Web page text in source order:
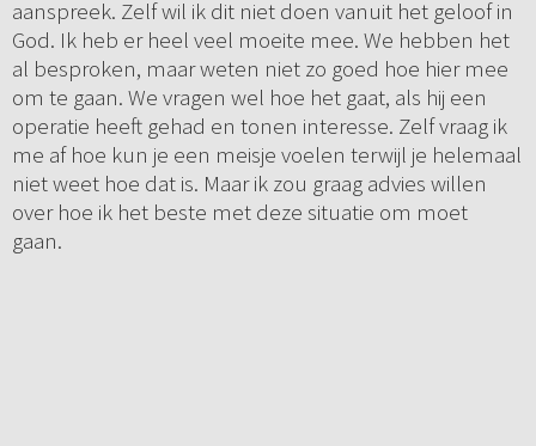
aanspreek. Zelf wil ik dit niet doen vanuit het geloof in
God. Ik heb er heel veel moeite mee. We hebben het
al besproken, maar weten niet zo goed hoe hier mee
om te gaan. We vragen wel hoe het gaat, als hij een
operatie heeft gehad en tonen interesse. Zelf vraag ik
me af hoe kun je een meisje voelen terwijl je helemaal
niet weet hoe dat is. Maar ik zou graag advies willen
over hoe ik het beste met deze situatie om moet
gaan.